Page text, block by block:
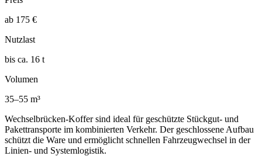
ab 175 €
Nutzlast
bis ca. 16 t
Volumen
35–55 m³
Wechselbrücken-Koffer sind ideal für geschützte Stückgut- und
Pakettransporte im kombinierten Verkehr. Der geschlossene Aufbau
schützt die Ware und ermöglicht schnellen Fahrzeugwechsel in der
Linien- und Systemlogistik.